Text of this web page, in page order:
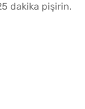
dakika pişirin.